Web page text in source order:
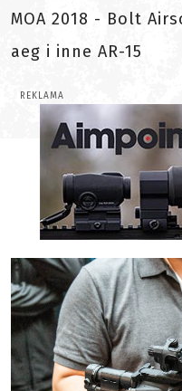
MOA 2018 - Bolt
aeg i inne AR-15
REKLAMA